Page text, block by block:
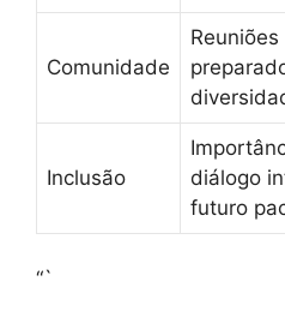
Comunidade
Inclusão
diálogo
futuro
“`